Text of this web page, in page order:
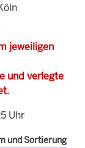
jeweiligen
und verlegte
Uhr
und Sortierung